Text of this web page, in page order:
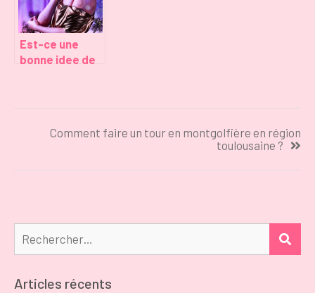
Est-ce une
bonne idee de
gratuitement ?
l’article
Comment faire un tour en montgolfière en région
toulousaine ?
Rechercher :
Articles récents